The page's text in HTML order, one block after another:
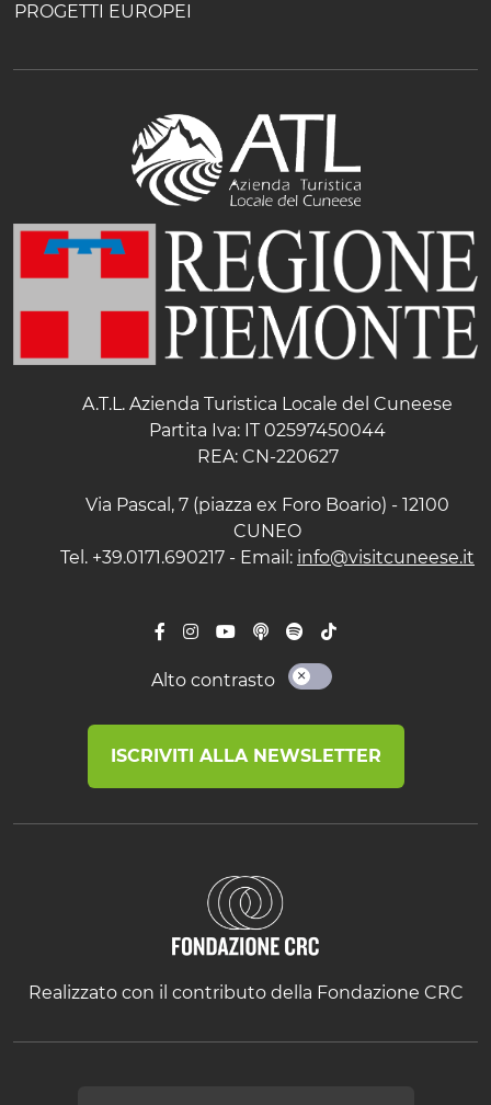
PROGETTI EUROPEI
A.T.L. Azienda Turistica Locale del Cuneese
Partita Iva: IT 02597450044
REA: CN-220627
Via Pascal, 7 (piazza ex Foro Boario) - 12100
CUNEO
Tel. +39.0171.690217 - Email: info@visitcuneese.it
Alto contrasto
ISCRIVITI ALLA NEWSLETTER
Realizzato con il contributo della Fondazione CRC